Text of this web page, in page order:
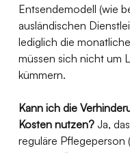
Entsendemodell (wie
ausländischen
lediglich die
müssen sich nicht um
kümmern.
Kann ich die
Kosten nutzen? Ja,
reguläre Pflegeperson